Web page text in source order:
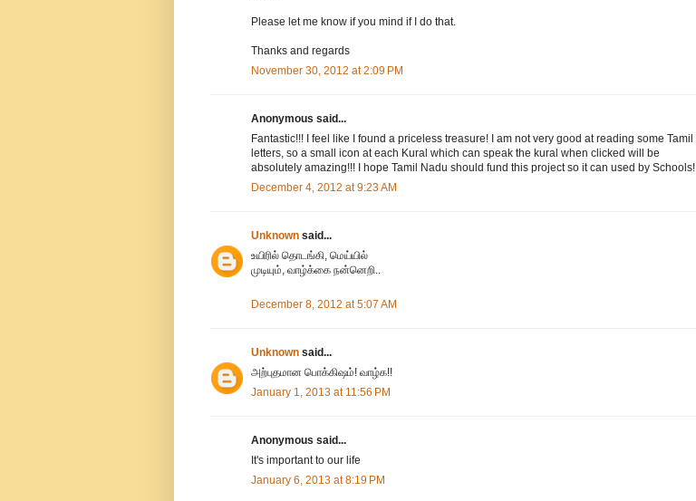
Please let me know if you mind if I do that.
Thanks and regards
November 30, 2012 at 2:09 PM
Anonymous said...
Fantastic!!! I feel like I found a priceless treasure! I am not very good at reading some Tamil
letters, so a small icon at each Kural which can speak the kural when clicked will be
absolutely amazing!!! I hope Tamil Nadu should fund this project so it can used by Schools!
December 4, 2012 at 9:23 AM
Unknown said...
உயிரில் தொடங்கி, மெய்யில்
முடியும், வாழ்க்கை நன்னெறி..
December 8, 2012 at 5:07 AM
Unknown said...
அற்புதமான பொக்கிஷம்! வாழ்க!!
January 1, 2013 at 11:56 PM
Anonymous said...
It's important to our life
January 6, 2013 at 8:19 PM